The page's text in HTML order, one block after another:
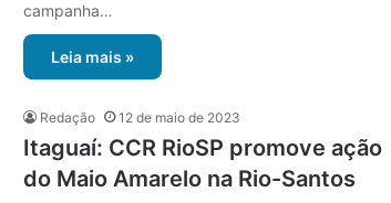
campanha…
Leia mais »
Redação 12 de maio de 2023
Itaguaí: CCR RioSP promove ação
do Maio Amarelo na Rio-Santos